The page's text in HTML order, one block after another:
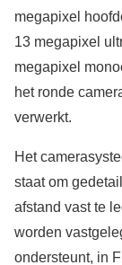
megapixel
13 megapixel
megapixel
het ronde
verwerkt.
Het
staat om
afstand vast te
worden
ondersteunt, in